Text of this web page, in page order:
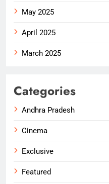
May 2025
April 2025
March 2025
Categories
Andhra Pradesh
Cinema
Exclusive
Featured